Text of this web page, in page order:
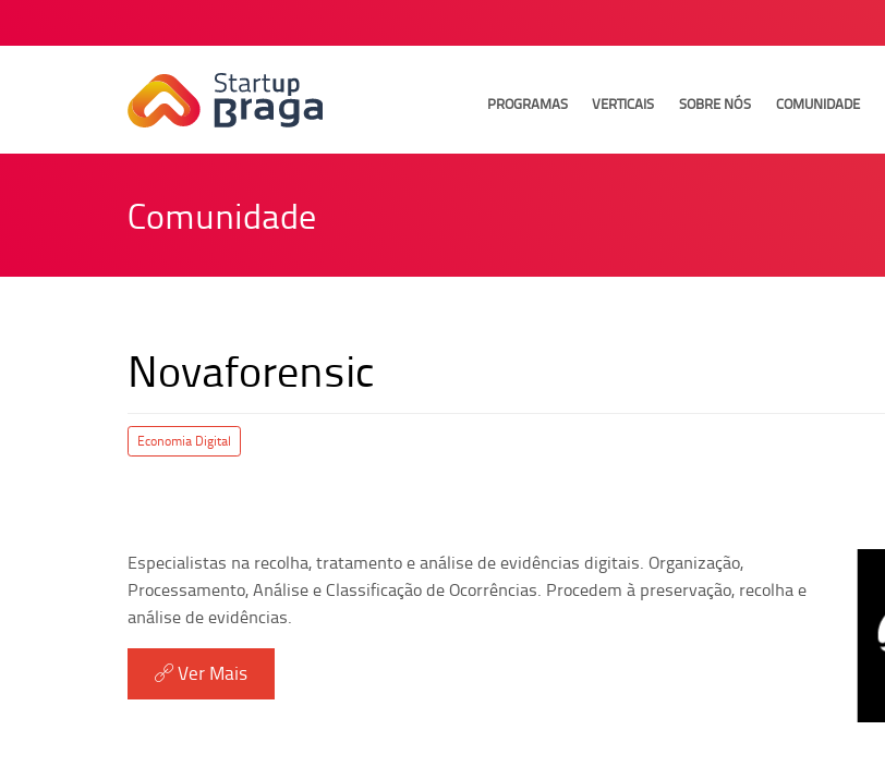
PROGRAMAS VERTICAIS SOBRE NÓS COMUNIDADE
Comunidade
Novaforensic
Economia Digital
Especialistas na recolha, tratamento e análise de evidências digitais. Organização,
Processamento, Análise e Classificação de Ocorrências. Procedem à preservação, recolha e
análise de evidências.
Ver Mais